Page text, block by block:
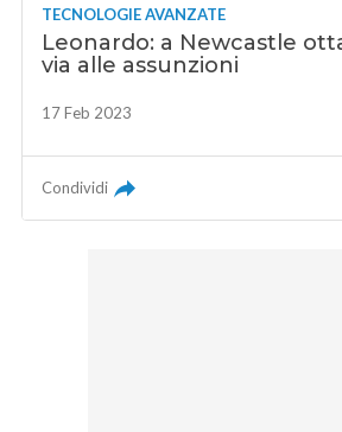
TECNOLOGIE AVANZATE
Leonardo: a Newcastle
via alle assunzioni
17 Feb 2023
Condividi